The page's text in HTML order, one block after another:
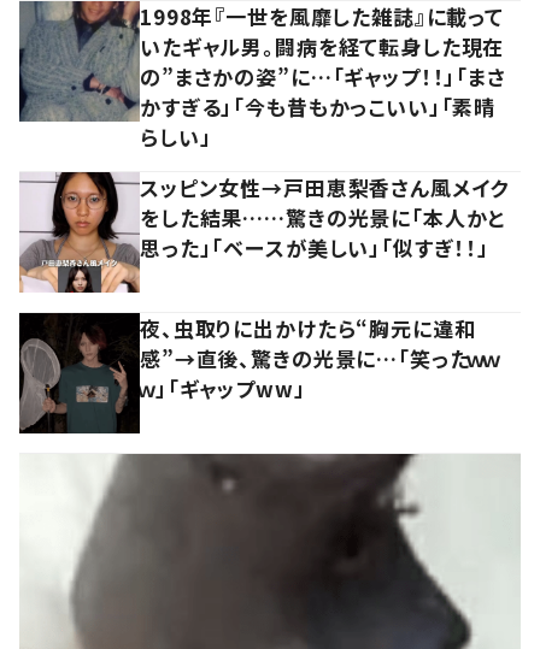
1998年『一世を風靡した雑誌』に載って
いたギャル男。闘病を経て転身した現在
の”まさかの姿”に…「ギャップ！！」「まさ
かすぎる」「今も昔もかっこいい」「素晴
らしい」
スッピン女性→戸田恵梨香さん風メイク
をした結果……驚きの光景に「本人かと
思った」「ベースが美しい」「似すぎ！！」
夜、虫取りに出かけたら“胸元に違和
感”→直後、驚きの光景に…「笑ったｗｗ
ｗ」「ギャップww」